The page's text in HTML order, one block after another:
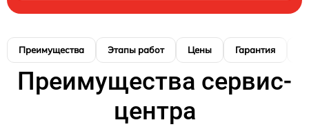
Преимущества Этапы работ Цены Гарантия
Преимущества сервис-
центра